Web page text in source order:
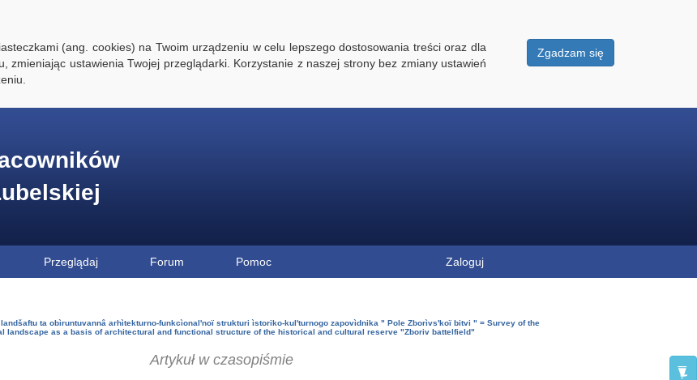
Zgadzam się
(ang. cookies) na Twoim urządzeniu w celu lepszego dostosowania treści oraz dla
zmieniając ustawienia Twojej przeglądarki. Korzystanie z naszej strony bez zmiany ustawień
Przeglądaj Forum Pomoc Zaloguj
ta obìruntuvannâ arhìtekturno-funkcìonalʹnoï strukturi ìstoriko-kulʹturnogo zapovìdnika " Pole Zborìvsʹkoï bitvi " = Survey of the
landscape as a basis of architectural and functional structure of the historical and cultural reserve "Zboriv battelfield"
Artykuł w czasopiśmie